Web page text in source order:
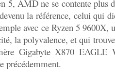
5, AMD ne se contente plus
la référence, celui qui
avec ce Ryzen 5 9600X,
la polyvalence, et qui
Gigabyte X870 EAGLE
précédemment.